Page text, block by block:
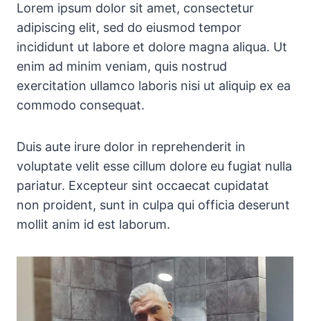
Lorem ipsum dolor sit amet, consectetur
adipiscing elit, sed do eiusmod tempor
incididunt ut labore et dolore magna aliqua. Ut
enim ad minim veniam, quis nostrud
exercitation ullamco laboris nisi ut aliquip ex ea
commodo consequat.
Duis aute irure dolor in reprehenderit in
voluptate velit esse cillum dolore eu fugiat nulla
pariatur. Excepteur sint occaecat cupidatat
non proident, sunt in culpa qui officia deserunt
mollit anim id est laborum.